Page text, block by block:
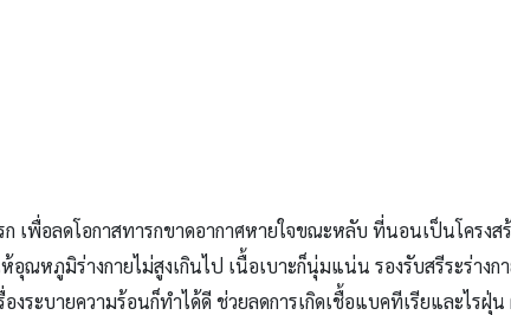
พื่อลดโอกาสทารกขาดอากาศหายใจขณะหลับ ที่นอนเป็นโครงส
ณหภูมิร่างกายไม่สูงเกินไป เนื้อเบาะก็นุ่มแน่น รองรับสรีระร่างก
ระบายความร้อนก็ทำได้ดี ช่วยลดการเกิดเชื้อแบคทีเรียและไรฝุ่น